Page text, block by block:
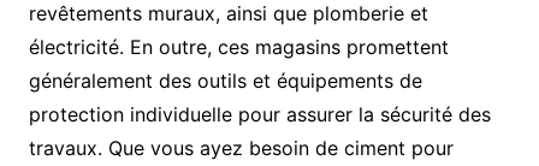
revêtements muraux, ainsi que plomberie et
électricité. En outre, ces magasins promettent
généralement des outils et équipements de
protection individuelle pour assurer la sécurité des
travaux. Que vous ayez besoin de ciment pour